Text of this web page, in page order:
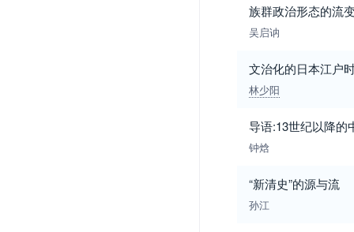
族群政治形态的流
吴启讷
文治化的日本江户
林少阳
导语:13世纪以降的
钟焓
“新清史”的源与流
孙江